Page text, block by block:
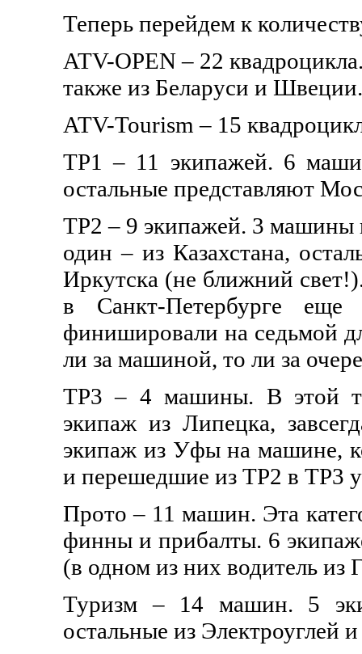
Теперь перейдем к
ATV-OPEN – 22
также из Беларуси и Швеции.
ATV-Tourism – 15
ТР1 – 11 экипажей. 6
остальные представляют
ТР2 – 9 экипажей. 3 машины
один – из Казахстана,
Иркутска (не ближний
в Санкт-Петербурге
финишировали на седьмой
ли за машиной, то ли за
ТР3 – 4 машины. В этой
экипаж из Липецка,
экипаж из Уфы на машине,
и перешедшие из ТР2 в ТР3
Прото – 11 машин. Эта
финны и прибалты. 6
(в одном из них водитель из
Туризм – 14 машин. 5
остальные из Электроуглей